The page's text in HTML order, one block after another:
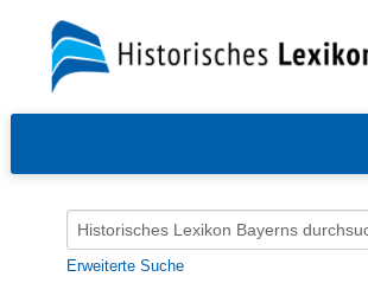
Erweiterte Suche